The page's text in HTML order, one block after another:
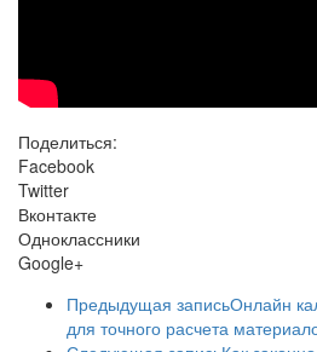
Поделиться:
Facebook
Twitter
Вконтакте
Одноклассники
Google+
Предыдущая записьОнлайн
для точного расчета